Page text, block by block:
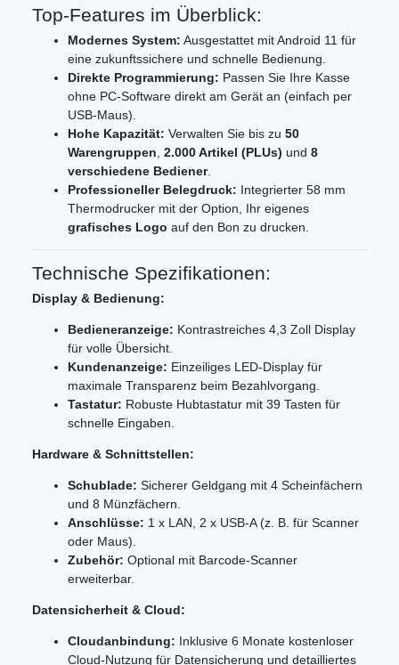
Top-Features im Überblick:
Modernes System: Ausgestattet mit Android 11 für
eine zukunftssichere und schnelle Bedienung.
Direkte Programmierung: Passen Sie Ihre Kasse
ohne PC-Software direkt am Gerät an (einfach per
USB-Maus).
Hohe Kapazität: Verwalten Sie bis zu 50
Warengruppen 2.000 Artikel (PLUs) und 8
verschiedene Bediener.
Professioneller Belegdruck: Integrierter 58 mm
Thermodrucker mit der Option, Ihr eigenes
grafisches Logo auf den Bon zu drucken.
Technische Spezifikationen:
Display & Bedienung:
Bedieneranzeige: Kontrastreiches 4,3 Zoll Display
für volle Übersicht.
Kundenanzeige: Einzeiliges LED-Display für
maximale Transparenz beim Bezahlvorgang.
Tastatur: Robuste Hubtastatur mit 39 Tasten für
schnelle Eingaben.
Hardware & Schnittstellen:
Schublade: Sicherer Geldgang mit 4 Scheinfächern
und 8 Münzfächern.
Anschlüsse: 1 x LAN, 2 x USB-A (z. B. für Scanner
oder Maus).
Zubehör: Optional mit Barcode-Scanner
erweiterbar.
Datensicherheit & Cloud:
Cloudanbindung: Inklusive 6 Monate kostenloser
Cloud-Nutzung für Datensicherung und detailliertes